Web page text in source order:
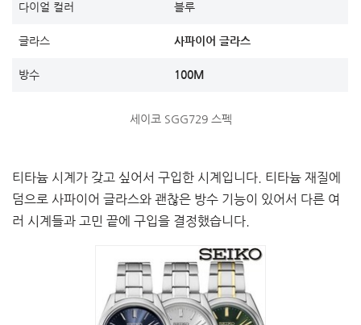
다이얼 컬러 블루
글라스 사파이어 글라스
방수 100M
세이코 SGG729 스펙
티타늄 시계가 갖고 싶어서 구입한 시계입니다. 티타늄 재질에
덤으로 사파이어 글라스와 괜찮은 방수 기능이 있어서 다른 여
러 시계들과 고민 끝에 구입을 결정했습니다.